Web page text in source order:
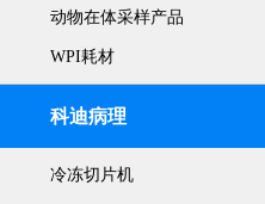
动物在体采样产品
WPI耗材
科迪病理
冷冻切片机